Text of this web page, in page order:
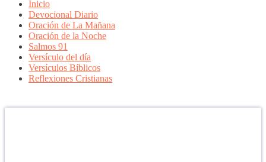
Inicio
Devocional Diario
Oración de La Mañana
Oración de la Noche
Salmos 91
Versículo del día
Versículos Bíblicos
Reflexiones Cristianas